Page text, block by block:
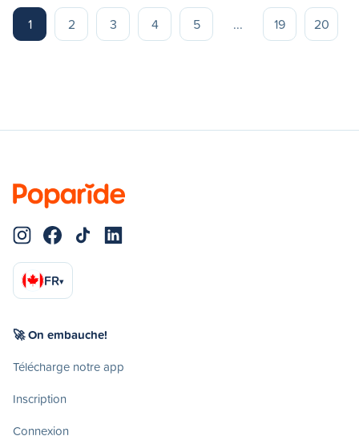
1 2 3 4 5 ... 19 20
FR▾
🚀 On embauche!
Télécharge notre app
Inscription
Connexion